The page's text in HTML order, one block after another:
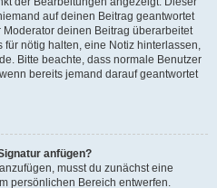
auf deinen Beitrag geantwortet
deinen Beitrag überarbeitet
für nötig halten, eine Notiz hinterlassen,
Bitte beachte, dass normale Benutzer
bereits jemand darauf geantwortet
anfügen?
musst du zunächst eine
persönlichen Bereich entwerfen.